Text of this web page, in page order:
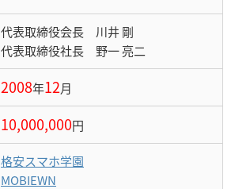
代表取締役会長 川井 剛
代表取締役社長 野一 亮二
2008年12月
10,000,000円
格安スマホ学園
MOBIEWN